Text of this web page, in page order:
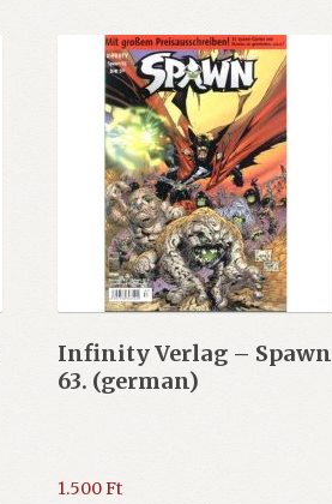
Infinity Verlag – Spawn
63. (german)
1.500Ft